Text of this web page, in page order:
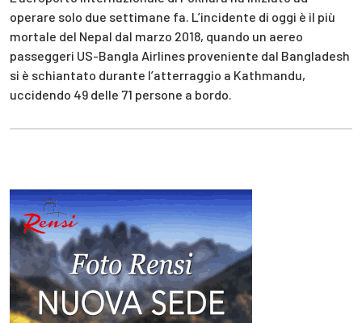
operare solo due settimane fa. L’incidente di oggi è il più
mortale del Nepal dal marzo 2018, quando un aereo
passeggeri US-Bangla Airlines proveniente dal Bangladesh
si è schiantato durante l’atterraggio a Kathmandu,
uccidendo 49 delle 71 persone a bordo.